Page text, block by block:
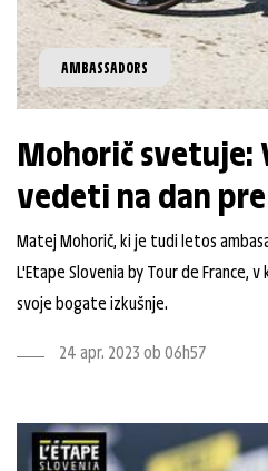
AMBASSADORS
Mohorič svetuje:
vedeti na dan
Matej Mohorič, ki je tudi letos
L'Etape Slovenia by Tour de France,
svoje bogate izkušnje.
24 apr. 2023 ob 06h57